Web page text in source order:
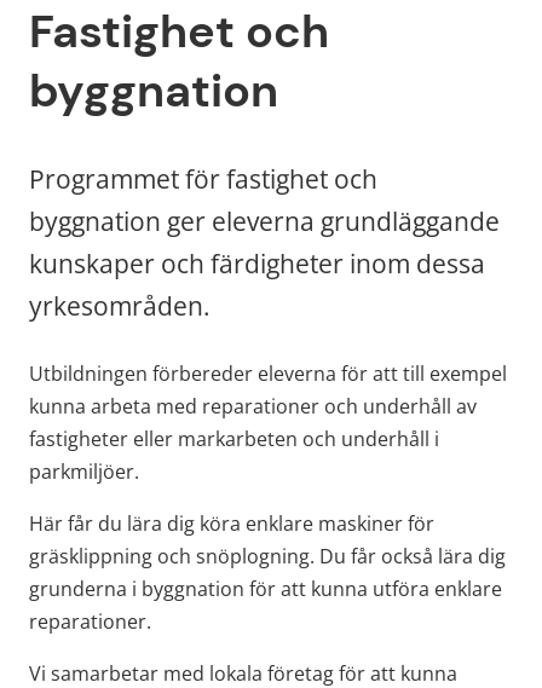
Fastighet och
byggnation
Programmet för fastighet och
byggnation ger eleverna grundläggande
kunskaper och färdigheter inom dessa
yrkesområden.
Utbildningen förbereder eleverna för att till exempel
kunna arbeta med reparationer och underhåll av
fastigheter eller markarbeten och underhåll i
parkmiljöer.
Här får du lära dig köra enklare maskiner för
gräsklippning och snöplogning. Du får också lära dig
grunderna i byggnation för att kunna utföra enklare
reparationer.
Vi samarbetar med lokala företag för att kunna